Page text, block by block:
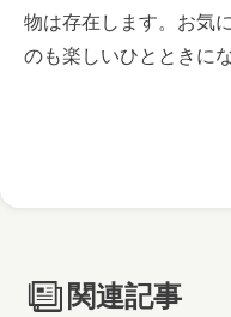
物は存在します。お気
のも楽しいひとときに
関連記事